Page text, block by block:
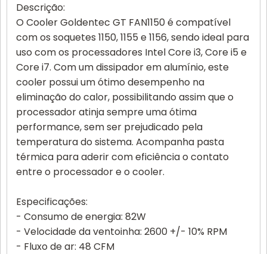
Descrição:
O Cooler Goldentec GT FAN1150 é compatível
com os soquetes 1150, 1155 e 1156, sendo ideal para
uso com os processadores Intel Core i3, Core i5 e
Core i7. Com um dissipador em alumínio, este
cooler possui um ótimo desempenho na
eliminação do calor, possibilitando assim que o
processador atinja sempre uma ótima
performance, sem ser prejudicado pela
temperatura do sistema. Acompanha pasta
térmica para aderir com eficiência o contato
entre o processador e o cooler.
Especificações:
- Consumo de energia: 82W
- Velocidade da ventoinha: 2600 +/- 10% RPM
- Fluxo de ar: 48 CFM